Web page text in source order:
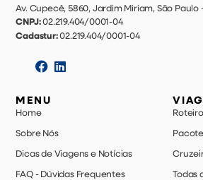
Av. Cupecê, 5860, Jardim Miriam, São Paulo
CNPJ:02.219.404/0001-04
Cadastur:02.219.404/0001-04
MENU
Home
Sobre Nós
Dicas de Viagens e Notícias
FAQ - Dúvidas Frequentes
Todas